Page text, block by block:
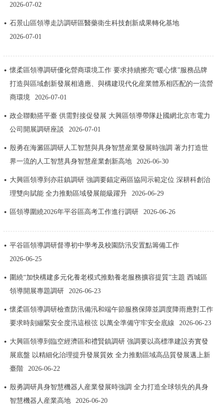
政策兌現 政策解讀 回應關切
政務服務
個人服務
便民服務 利企服務
仲介服務 陽光政務
政民互動
走進北京
綠色北京 圖説北京 視頻北京
多語種
DEUTSCH FRANÇAIS РУССКИЙ ЯЗЫК
2026-07-02
石景山區領導走訪調研區醫藥衛生科技創新成果轉化基地
2026-07-01
懷柔區領導調研優化營商環境工作 要求持續擦亮“暖心懷”服務品牌
打造與區域創新發展相適應、與構建現代化産業體系相匹配的一流營
商環境
2026-07-01
政企聯動搭平臺 供需對接促發展 大興區領導帶隊赴國網北京市電力
公司開展調研座談
2026-07-01
殷勇在海澱區調研人工智慧與具身智慧産業發展時強調 著力打造世
界一流的人工智慧具身智慧産業創新高地
2026-06-30
大興區領導到亦莊鎮調研 強調要錨定兩區協同示範定位 深耕科創治
理雙向賦能 全力推動區域發展能級躍升
2026-06-29
區領導圍繞2026年平谷區高考工作進行調研 2026-06-26
平谷區領導調研督導初中學考及校園防汛安置點籌備工作
2026-06-25
圍繞“加快構建多元化養老模式推動養老服務擴容提質”主題 西城區
領導開展專題調研
2026-06-23
懷柔區領導調研檢查防汛備汛和端午節服務保障並調度降雨應對工作
要求時刻繃緊安全度汛這根弦 以萬全準備守牢安全底線
2026-06-23
大興區領導到臨空經濟區和禮賢鎮調研 強調要以高標準建設夯實發
展底盤 以精細化治理提升發展質效 全力推動區域高品質發展邁上新
臺階
2026-06-22
殷勇調研具身智慧機器人産業發展時強調 全力打造全球領先的具身
智慧機器人産業高地
2026-06-20